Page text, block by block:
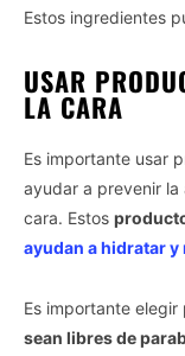
Estos ingredientes
USAR
LA CARA
Es importante usar
ayudar a prevenir la
cara. Estos
ayudan a hidratar y
Es importante
sean libres de